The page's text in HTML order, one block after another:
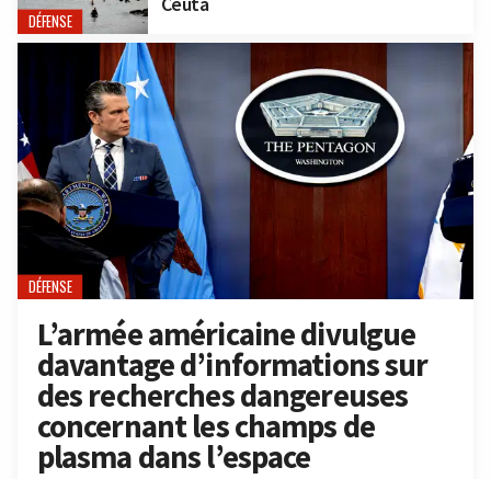
DÉFENSE
DÉFENSE
L’armée américaine divulgue
davantage d’informations sur
des recherches dangereuses
concernant les champs de
plasma dans l’espace